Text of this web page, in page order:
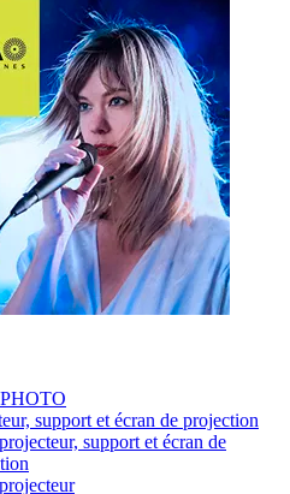
support et écran de projection
support et écran de